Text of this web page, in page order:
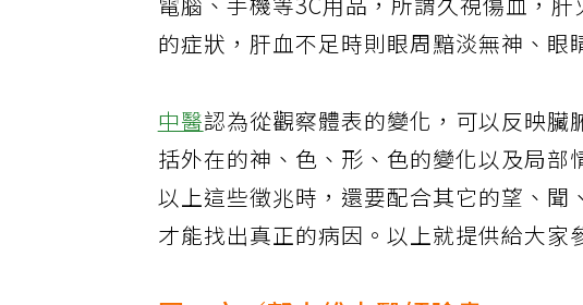
電腦、手機等3C用品，所謂久視傷血，
的症狀，肝血不足時則眼周黯淡無神、眼
中醫認為從觀察體表的變化，可以反映
括外在的神、色、形、色的變化以及局
以上這些徵兆時，還要配合其它的望、聞
才能找出真正的病因。以上就提供給大家